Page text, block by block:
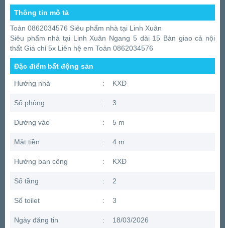
Thông tin mô tả
Toản 0862034576 Siêu phẩm nhà tại Linh Xuân
Siêu phẩm nhà tại Linh Xuân Ngang 5 dài 15 Bàn giao cả nội
thất Giá chỉ 5x Liên hệ em Toản 0862034576
Đặc điểm bất động sản
Hướng nhà : KXĐ
Số phòng : 3
Đường vào : 5 m
Mặt tiền : 4 m
Hướng ban công : KXĐ
Số tầng : 2
Số toilet : 3
Ngày đăng tin : 18/03/2026